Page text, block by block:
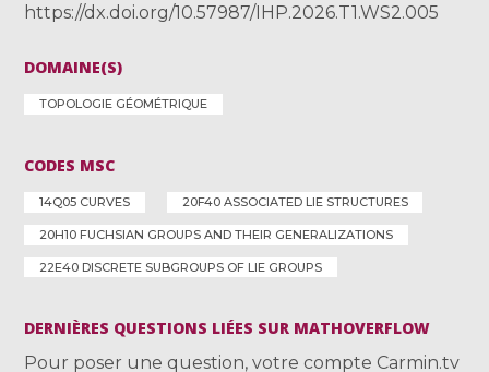
https://dx.doi.org/10.57987/IHP.2026.T1.WS2.005
DOMAINE(S)
TOPOLOGIE GÉOMÉTRIQUE
CODES MSC
14Q05 CURVES 20F40 ASSOCIATED LIE STRUCTURES
20H10 FUCHSIAN GROUPS AND THEIR GENERALIZATIONS
22E40 DISCRETE SUBGROUPS OF LIE GROUPS
DERNIÈRES QUESTIONS LIÉES SUR MATHOVERFLOW
Pour poser une question, votre compte Carmin.tv